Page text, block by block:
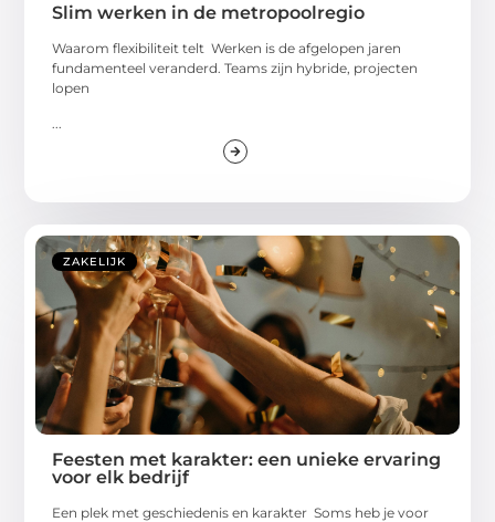
Slim werken in de metropoolregio
Waarom flexibiliteit telt Werken is de afgelopen jaren
fundamenteel veranderd. Teams zijn hybride, projecten
lopen
ZAKELIJK
Feesten met karakter: een unieke ervaring
voor elk bedrijf
Een plek met geschiedenis en karakter Soms heb je voor